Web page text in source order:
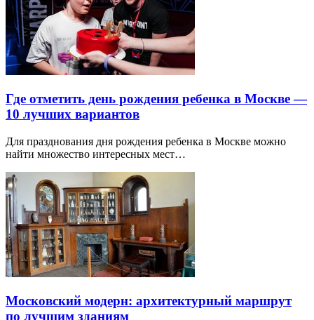
Где отметить день рождения ребенка в Москве —
10 лучших вариантов
Для празднования дня рождения ребенка в Москве можно
найти множество интересных мест…
Московский модерн: архитектурный маршрут
по лучшим зданиям